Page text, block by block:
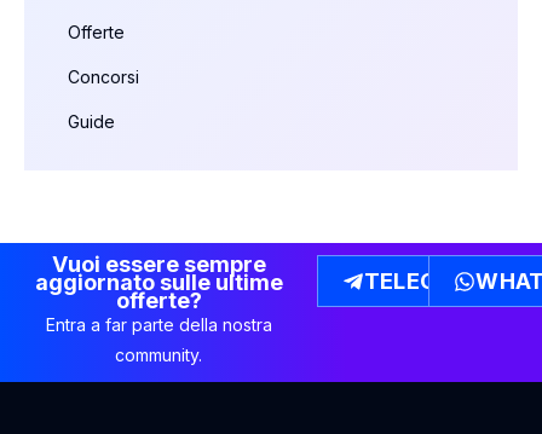
Offerte
Concorsi
Guide
Vuoi essere sempre
aggiornato sulle ultime
offerte?
Entra a far parte della nostra
community.
TELEGRAM